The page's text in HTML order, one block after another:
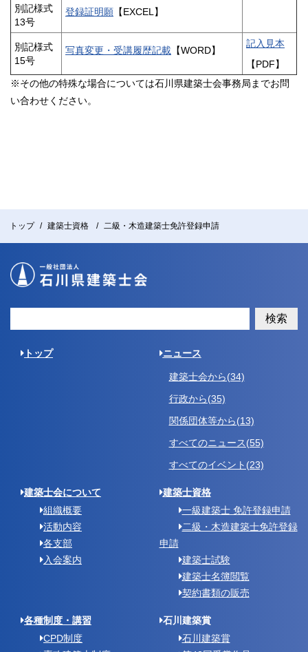
別記様式
13号
登録証明願 【EXCEL】
別記様式
15号
写真変更・受講履歴記載 【WORD】
記入見本
【PDF】
※その他の特殊な場合については石川県建築士会事務局までお問
い合わせください。
トップ 建築士資格 二級・木造建築士免許登録申請
検索
トップ ニュース
建築士会から(34)
行政から(35)
関係団体等から(13)
すべてのニュース(55)
すべてのイベント(23)
建築士会について
組織概要
活動内容
各支部
入会案内
建築士資格
一級建築士 免許登録申請
二級・木造建築士免許登録
申請
建築士試験
建築士名簿閲覧
契約書類の販売
各種制度・講習
CPD制度
石川建築賞
石川建築賞